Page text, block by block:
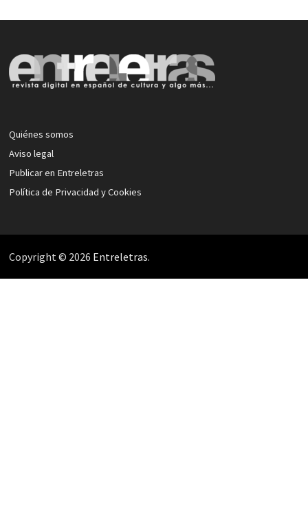
Quiénes somos
Aviso legal
Publicar en Entreletras
Política de Privacidad y Cookies
Copyright © 2026 Entreletras.